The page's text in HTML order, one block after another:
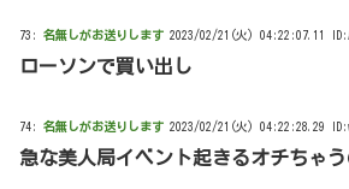
73: 名無しがお送りします 2023/02/21(火) 04:22:07.11
ローソンで買い出し
74: 名無しがお送りします 2023/02/21(火) 04:22:28.29
急な美人局イベント起きるオチちゃう